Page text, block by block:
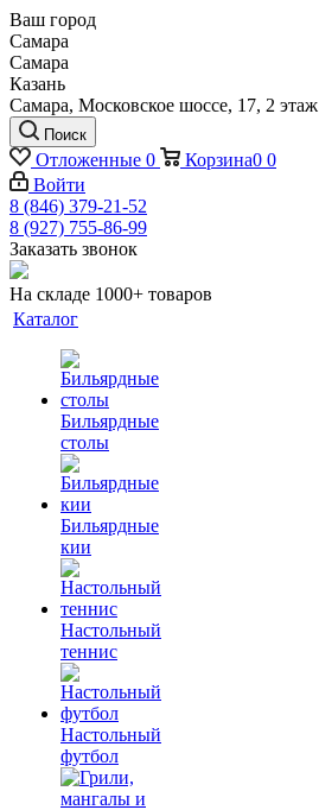
Ваш город
Самара
Самара
Казань
Самара, Московское шоссе, 17, 2 этаж
Поиск
Отложенные 0 Корзина0 0
Войти
8 (846) 379-21-52
8 (927) 755-86-99
Заказать звонок
На складе 1000+ товаров
Каталог
Бильярдные
столы
Бильярдные
кии
Настольный
теннис
Настольный
футбол